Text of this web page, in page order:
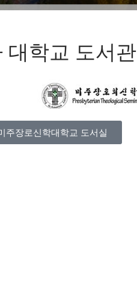
대학교 도서관
주장로신학대학교 도서실